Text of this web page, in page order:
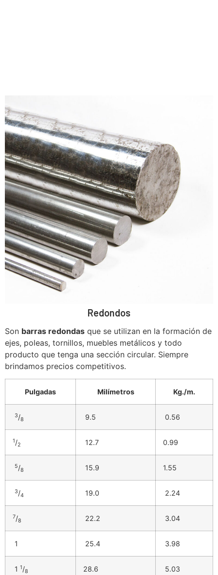
Redondos
Son barras redondas que se utilizan en la formación de
ejes, poleas, tornillos, muebles metálicos y todo
producto que tenga una sección circular. Siempre
brindamos precios competitivos.
Pulgadas Milímetros Kg./m.
3/8 9.5 0.56
1/2 12.7 0.99
5/8 15.9 1.55
3/4 19.0 2.24
7/8 22.2 3.04
1 25.4 3.98
1 1/8 28.6 5.03